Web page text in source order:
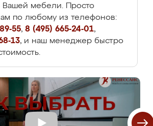
Вашей мебели. Просто
по любому из телефонов:
55, 8 (495) 665-24-01,
13, и наш менеджер быстро